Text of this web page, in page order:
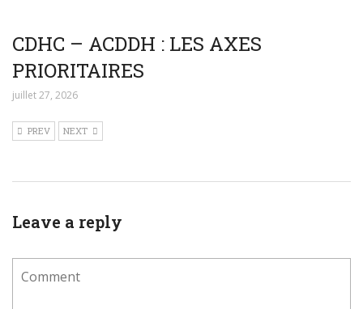
CDHC – ACDDH : LES AXES
PRIORITAIRES
juillet 27, 2026
PREV NEXT
Leave a reply